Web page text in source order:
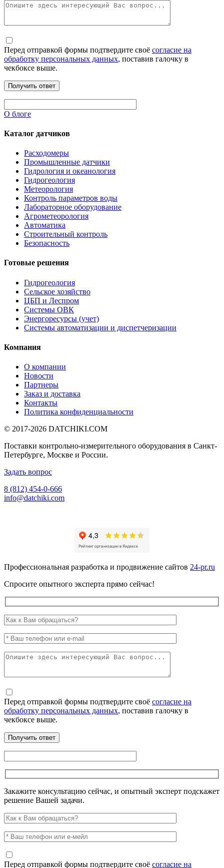
Перед отправкой формы подтвердите своё согласие на
обработку персональных данных, поставив галочку в
чекбоксе выше.
О блоге
Каталог датчиков
Расходомеры
Промышленные датчики
Гидрология и океанология
Гидрогеология
Метеорология
Контроль параметров воды
Лабораторное оборудование
Агрометеорология
Автоматика
Строительный контроль
Безопасность
Готовые решения
Гидрогеология
Сельское хозяйство
ЦБП и Леспром
Системы ОВК
Энергоресурсы (учет)
Системы автоматизации и диспетчеризации
Компания
О компании
Новости
Партнеры
Заказ и доставка
Контакты
Политика конфиденциальности
© 2017-2026 DATCHIKI.COM
Поставки контрольно-измерительного оборудования в Санкт-
Петербурге, Москве и России.
Задать вопрос
8 (812) 454-0-666
info@datchiki.com
Профессиональная разработка и продвижение сайтов 24-pr.ru
Спросите опытного эксперта прямо сейчас!
Перед отправкой формы подтвердите своё согласие на
обработку персональных данных, поставив галочку в
чекбоксе выше.
Закажите консультацию сейчас, и опытный эксперт подскажет
решение Вашей задачи.
Перед отправкой формы подтвердите своё согласие на